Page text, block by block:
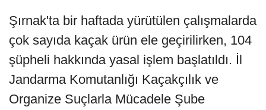
Şırnak'ta bir haftada yürütülen çalışmalarda
çok sayıda kaçak ürün ele geçirilirken, 104
şüpheli hakkında yasal işlem başlatıldı. İl
Jandarma Komutanlığı Kaçakçılık ve
Organize Suçlarla Mücadele Şube